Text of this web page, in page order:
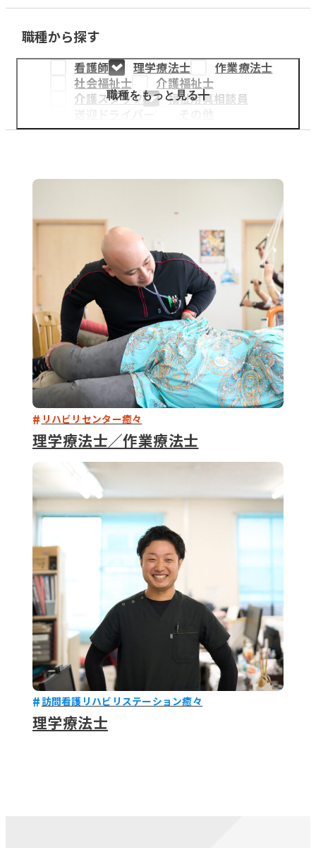
採用情報
医療・介護事業
募集職種
ENTRY 079-
(
職種から探す
看護師 理学療法士
作業療法士
社会福祉士
介護福祉士
介護スタッフ
福祉用具相談員
職種をもっと見る
リハビリセンター癒々
理学療法士／作業療法士
訪問看護リハビリステーション癒々
理学療法士